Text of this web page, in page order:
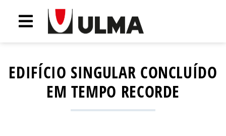
EDIFÍCIO SINGULAR CONCLUÍDO
EM TEMPO RECORDE